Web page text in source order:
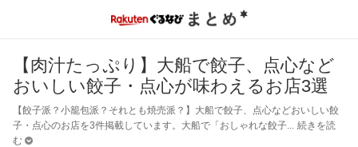
【肉汁たっぷり】大船で餃子、点心など
おいしい餃子・点心が味わえるお店3選
【餃子派？小籠包派？それとも焼売派？】大船で餃子、点心などおいしい餃
子・点心のお店を3件掲載しています。大船で「おしゃれな餃子
続きを読
む